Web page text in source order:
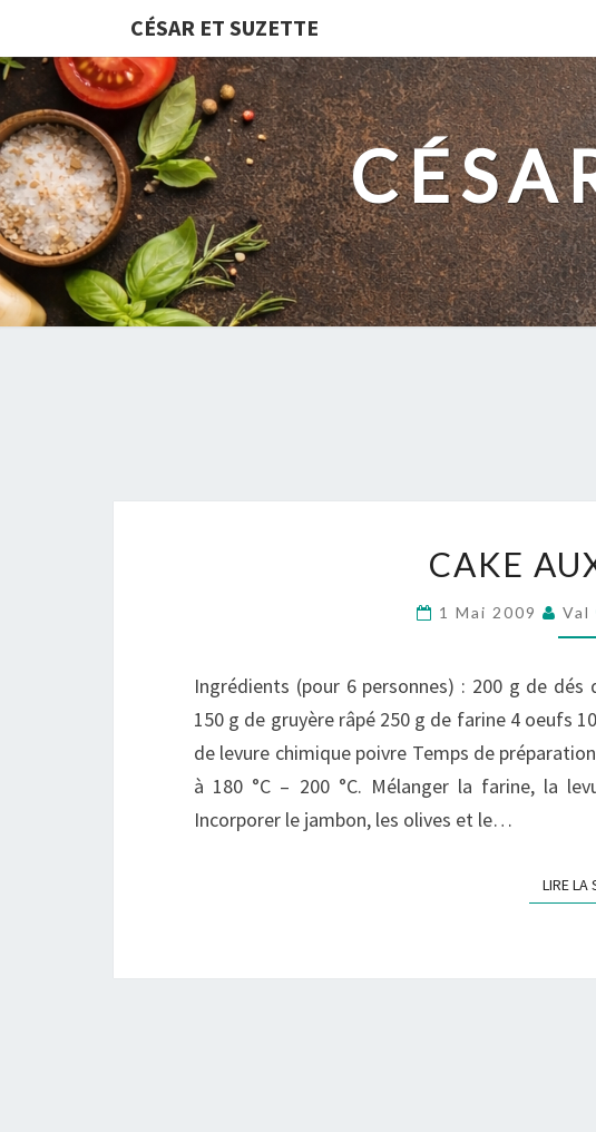
CÉSAR ET SUZETTE
CAKE
1 Mai 2009 Val
Ingrédients (pour 6 personnes) : 200 g de dés
150 g de gruyère râpé 250 g de farine 4 oeufs
de levure chimique poivre Temps de
à 180 °C – 200 °C. Mélanger la farine, la
Incorporer le jambon, les olives et le…
LIRE LA